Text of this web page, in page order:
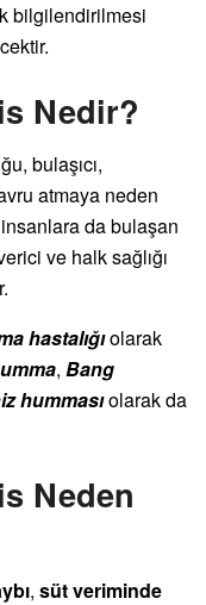
bilgilendirilmesi
Nedir?
bulaşıcı,
atmaya neden
da bulaşan
ve halk sağlığı
hastalığıolarak
, Bang
hummasıolarak da
Neden
, süt veriminde